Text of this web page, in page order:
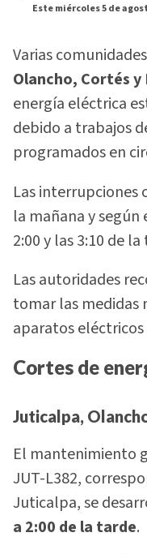
Este miércoles 5 de
Varias
Olancho, Cortés y
energía eléctrica
debido a trabajos
programados en
Las interrupciones
la mañana y
2:00 y las 3:10 de
Las autoridades
tomar las medidas
aparatos eléctricos
Cortes de
Juticalpa,
El mantenimiento
JUT-L382,
Juticalpa, se
a 2:00 de la tarde.